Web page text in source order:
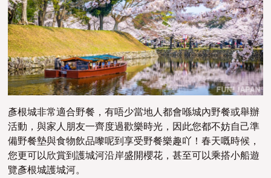
彥根城非常適合野餐，有唔少當地人都會喺城內野餐或舉辦
活動，與家人朋友一齊度過歡樂時光，因此您都不妨自己準
備野餐墊與食物飲品嚟呢到享受野餐樂趣吖！春天嘅時候，
您更可以欣賞到護城河沿岸盛開櫻花，甚至可以乘搭小船遊
覽彥根城護城河。